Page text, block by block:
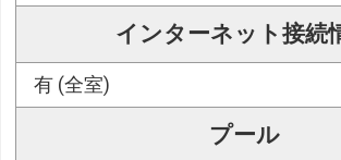
インターネット接続
有 (全室)
プール